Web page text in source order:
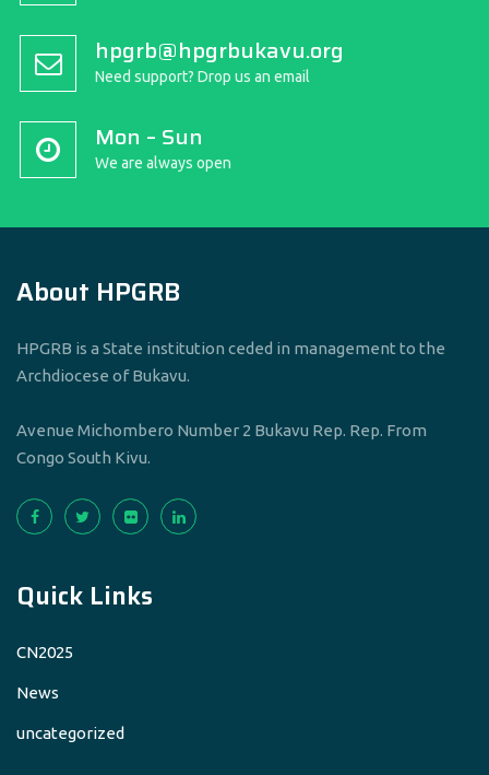
hpgrb@hpgrbukavu.org
Need support? Drop us an email
Mon – Sun
We are always open
About HPGRB
HPGRB is a State institution ceded in management to the
Archdiocese of Bukavu.
Avenue Michombero Number 2 Bukavu Rep. Rep. From
Congo South Kivu.
Quick Links
CN2025
News
uncategorized